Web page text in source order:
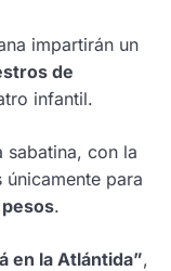
impartirán un
de
infantil.
sabatina, con la
únicamente para
.
en la Atlántida”,